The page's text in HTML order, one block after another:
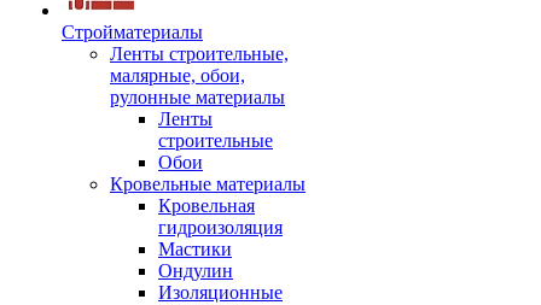
Стройматериалы
Ленты строительные,
малярные, обои,
рулонные материалы
Ленты
строительные
Обои
Кровельные материалы
Кровельная
гидроизоляция
Мастики
Ондулин
Изоляционные